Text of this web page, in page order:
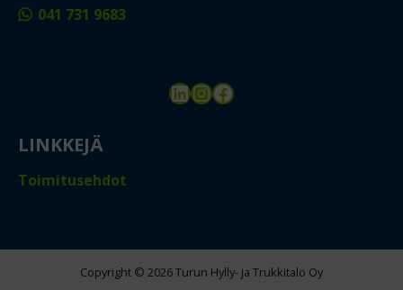
041 731 9683
LinkedIn
Instagram
Facebook
LINKKEJÄ
Toimitusehdot
Copyright © 2026 Turun Hylly- ja Trukkitalo Oy